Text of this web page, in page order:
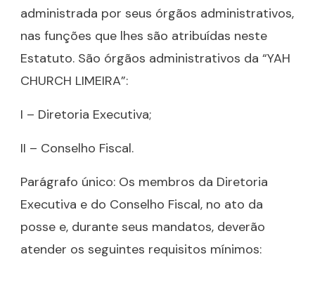
administrada por seus órgãos administrativos,
nas funções que lhes são atribuídas neste
Estatuto. São órgãos administrativos da “YAH
CHURCH LIMEIRA”:
I – Diretoria Executiva;
II – Conselho Fiscal.
Parágrafo único: Os membros da Diretoria
Executiva e do Conselho Fiscal, no ato da
posse e, durante seus mandatos, deverão
atender os seguintes requisitos mínimos: